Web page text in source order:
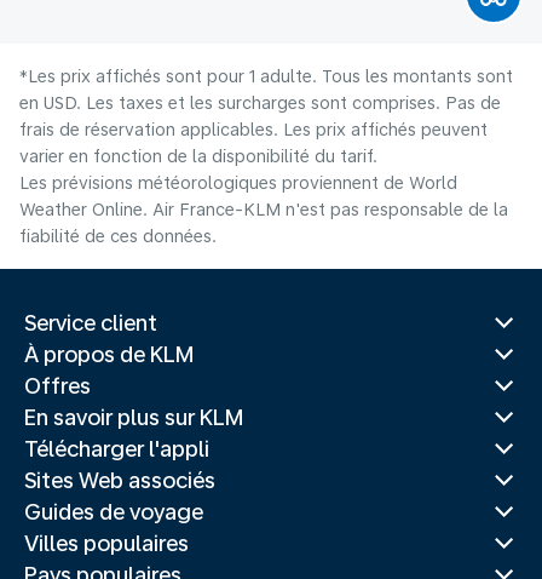
*Les prix affichés sont pour 1 adulte. Tous les montants sont
en USD. Les taxes et les surcharges sont comprises. Pas de
frais de réservation applicables. Les prix affichés peuvent
varier en fonction de la disponibilité du tarif.
Les prévisions météorologiques proviennent de World
Weather Online. Air France-KLM n'est pas responsable de la
fiabilité de ces données.
Service client
À propos de KLM
Offres
En savoir plus sur KLM
Télécharger l'appli
Sites Web associés
Guides de voyage
Villes populaires